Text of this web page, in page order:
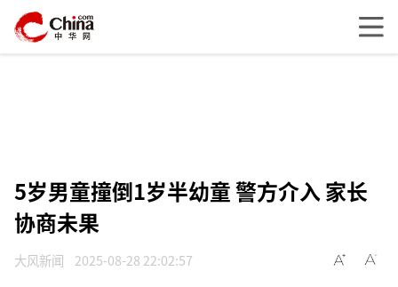
5岁男童撞倒1岁半幼童 警方介入 家长
协商未果
大风新闻 2025-08-28 22:02:57